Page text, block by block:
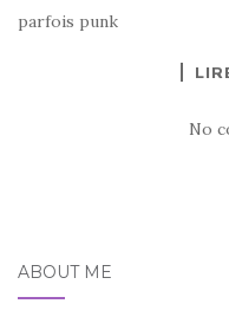
parfois punk
No
ABOUT ME